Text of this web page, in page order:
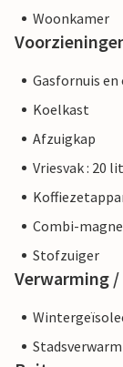
Woonkamer
Gasfornuis
Koelkast
Afzuigkap
Vriesvak : 20
Combi-
Stofzuiger
Verwarming /